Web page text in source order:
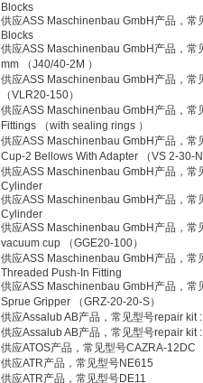
Blocks
供应ASS Maschinenbau GmbH产品，
Blocks
供应ASS Maschinenbau GmbH产品，
mm （J40/40-2M ）
供应ASS Maschinenbau GmbH产品，
（VLR20-150）
供应ASS Maschinenbau GmbH产品，
Fittings （with sealing rings ）
供应ASS Maschinenbau GmbH产品，
Cup-2 Bellows With Adapter （VS 2-30-
供应ASS Maschinenbau GmbH产品，
Cylinder
供应ASS Maschinenbau GmbH产品，
Cylinder
供应ASS Maschinenbau GmbH产品，
vacuum cup （GGE20-100）
供应ASS Maschinenbau GmbH产品，
Threaded Push-In Fitting
供应ASS Maschinenbau GmbH产品，
Sprue Gripper （GRZ-20-20-S）
供应Assalub AB产品，常见型号repair kit
供应Assalub AB产品，常见型号repair kit
供应ATOS产品，常见型号CAZRA-12DC
供应ATR产品，常见型号NE615
供应ATR产品，常见型号DE11